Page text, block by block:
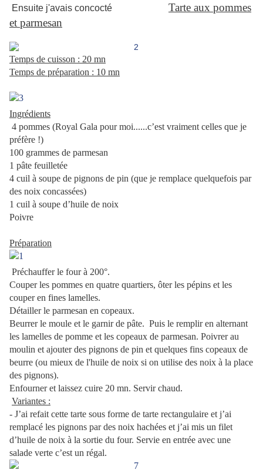
Ensuite j'avais concocté Tarte aux pommes
et parmesan
Temps de cuisson : 20 mn
Temps de préparation : 10 mn
Ingrédients
4 pommes (Royal Gala pour moi......c’est vraiment celles que je
préfère !)
100 grammes de parmesan
1 pâte feuilletée
4 cuil à soupe de pignons de pin (que je remplace quelquefois par
des noix concassées)
1 cuil à soupe d’huile de noix
Poivre
Préparation
Préchauffer le four à 200°.
Couper les pommes en quatre quartiers, ôter les pépins et les
couper en fines lamelles.
Détailler le parmesan en copeaux.
Beurrer le moule et le garnir de pâte. Puis le remplir en alternant
les lamelles de pomme et les copeaux de parmesan. Poivrer au
moulin et ajouter des pignons de pin et quelques fins copeaux de
beurre (ou mieux de l'huile de noix si on utilise des noix à la place
des pignons).
Enfourner et laissez cuire 20 mn. Servir chaud.
Variantes :
- J’ai refait cette tarte sous forme de tarte rectangulaire et j’ai
remplacé les pignons par des noix hachées et j’ai mis un filet
d’huile de noix à la sortie du four. Servie en entrée avec une
salade verte c’est un régal.